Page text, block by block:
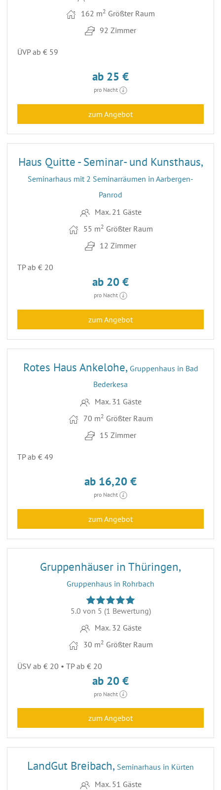
162 m2 Größter Raum
92 Zimmer
ÜVP ab € 59
ab 25 €
pro Nacht
zum Angebot
18
Haus Quitte - Seminar- und Kunsthaus,
Seminarhaus mit 2 Seminarräumen in Aarbergen-
Panrod
Max. 21 Gäste
55 m2 Größter Raum
12 Zimmer
TP ab € 20
ab 20 €
pro Nacht
zum Angebot
14
Rotes Haus Ankelohe, Gruppenhaus in Bad
Bederkesa
Max. 31 Gäste
70 m2 Größter Raum
15 Zimmer
TP ab € 49
ab 16,20 €
pro Nacht
zum Angebot
7
Gruppenhäuser in Thüringen,
Gruppenhaus in Rohrbach
5.0 von 5 (1 Bewertung)
Max. 32 Gäste
30 m2 Größter Raum
ÜSV ab € 20 • TP ab € 20
ab 20 €
pro Nacht
zum Angebot
21
LandGut Breibach, Seminarhaus in Kürten
Max. 51 Gäste